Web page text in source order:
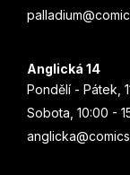
Anglická 14
Pondělí - Pátek,
Sobota, 10:00 -